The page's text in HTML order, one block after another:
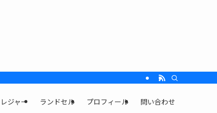
レジャー ランドセル プロフィール 問い合わせ